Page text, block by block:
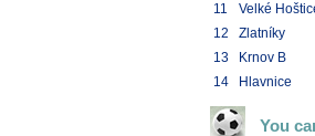
11
Velké
12
Zlatníky
13
Krnov B
14
Hlavnice
You